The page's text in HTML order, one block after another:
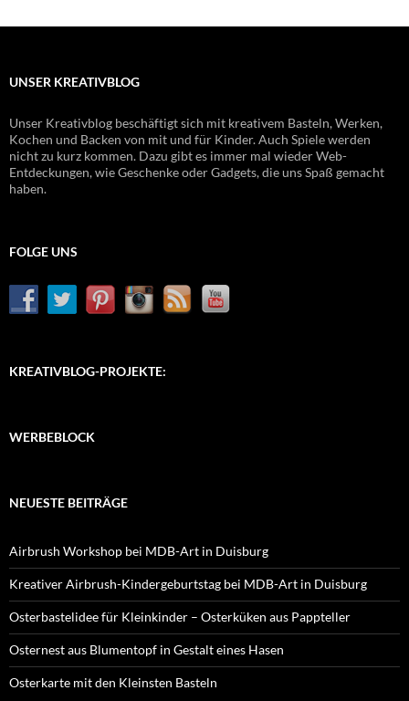
UNSER KREATIVBLOG
Unser Kreativblog beschäftigt sich mit kreativem Basteln, Werken,
Kochen und Backen von mit und für Kinder. Auch Spiele werden
nicht zu kurz kommen. Dazu gibt es immer mal wieder Web-
Entdeckungen, wie Geschenke oder Gadgets, die uns Spaß gemacht
haben.
FOLGE UNS
KREATIVBLOG-PROJEKTE:
WERBEBLOCK
NEUESTE BEITRÄGE
Airbrush Workshop bei MDB-Art in Duisburg
Kreativer Airbrush-Kindergeburtstag bei MDB-Art in Duisburg
Osterbastelidee für Kleinkinder – Osterküken aus Pappteller
Osternest aus Blumentopf in Gestalt eines Hasen
Osterkarte mit den Kleinsten Basteln